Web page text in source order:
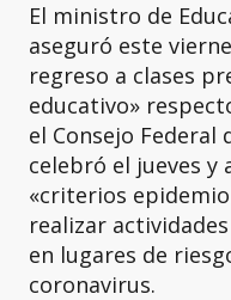
El ministro de
aseguró este
regreso a clases
educativo»
el Consejo Federal
celebró el jueves y
«criterios
realizar
en lugares de
coronavirus.